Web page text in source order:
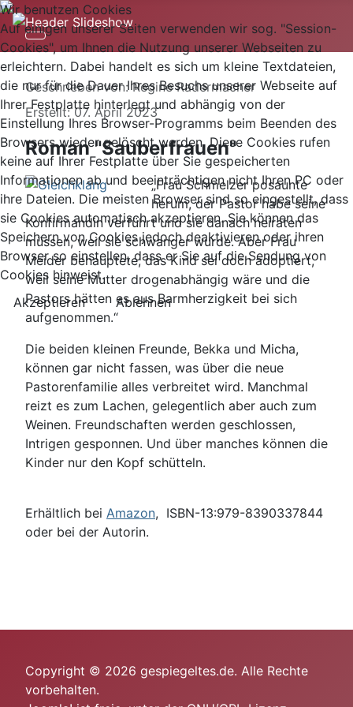
Details
Geschrieben von:Regine Radermacher
Erstellt: 07. April 2023
Roman "Sauberfrauen"
„Frau Schmelzer posaunte
herum, der Pastor habe seine
Konfirmandin verführt und sie danach heiraten
müssen, weil sie schwanger wurde. Aber Frau
Meider behauptete, das Kind sei doch adoptiert,
weil seine Mutter drogenabhängig wäre und die
Pastors hätten es aus Barmherzigkeit bei sich
aufgenommen.“
Die beiden kleinen Freunde, Bekka und Micha,
können gar nicht fassen, was über die neue
Pastorenfamilie alles verbreitet wird. Manchmal
reizt es zum Lachen, gelegentlich aber auch zum
Weinen. Freundschaften werden geschlossen,
Intrigen gesponnen. Und über manches können die
Kinder nur den Kopf schütteln.
Erhältlich bei Amazon, ISBN-13:979-8390337844
oder bei der Autorin.
Copyright © 2026 gespiegeltes.de. Alle Rechte
vorbehalten.
Wir benutzen Cookies
Auf einigen unserer Seiten verwenden wir sog. "Session-
Cookies", um Ihnen die Nutzung unserer Webseiten zu
erleichtern. Dabei handelt es sich um kleine Textdateien,
die nur für die Dauer Ihres Besuchs unserer Webseite auf
Ihrer Festplatte hinterlegt und abhängig von der
Einstellung Ihres Browser-Programms beim Beenden des
Browsers wieder gelöscht werden. Diese Cookies rufen
keine auf Ihrer Festplatte über Sie gespeicherten
Informationen ab und beeinträchtigen nicht Ihren PC oder
ihre Dateien. Die meisten Browser sind so eingestellt, dass
sie Cookies automatisch akzeptieren. Sie können das
Speichern von Cookies jedoch deaktivieren oder ihren
Browser so einstellen, dass er Sie auf die Sendung von
Cookies hinweist.
Akzeptieren
Ablehnen